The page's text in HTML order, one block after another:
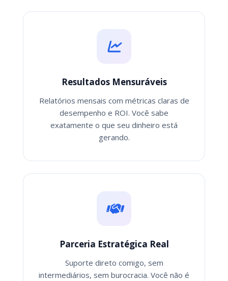
Resultados Mensuráveis
Relatórios mensais com métricas claras de
desempenho e ROI. Você sabe
exatamente o que seu dinheiro está
gerando.
Parceria Estratégica Real
Suporte direto comigo, sem
intermediários, sem burocracia. Você não é